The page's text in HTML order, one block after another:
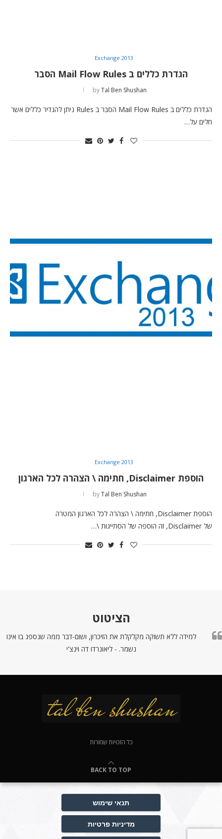
Exchange 2013
הגדרת כללים ב Mail Flow Rules הסבר
byTal Ben Shushan
הגדרת כללים ב Mail Flow Rules הסבר ב Rules ניתן להגדיר כללים אשר
חלים על…
Exchange 2013
הוספת Disclaimer, חתימה \ הצהרה לכל הארגון
byTal Ben Shushan
הוספת Disclaimer, חתימה \ הצהרה לכל הארגון המטרה
של Disclaimer, זה הוספה של הסתייגות \…
הציטוט
למידה ללא תשוקה מקלקלת את הזיכרון, ושום-דבר ממה שנספג בו אינו
נשמר. - ליאונרדו דה וינצ'י
כל הזכויות שמורות
BACK TO TOP
תנאי שימוש
מדיניות פרטיות